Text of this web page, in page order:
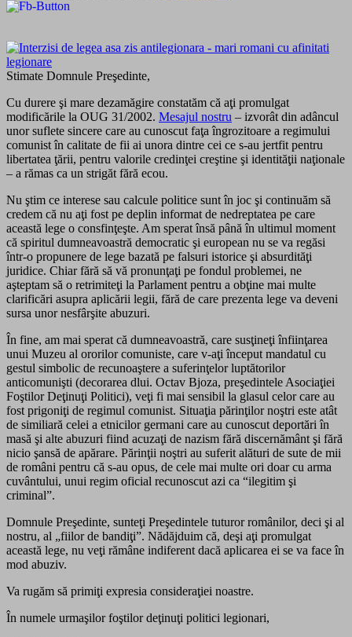
Stimate Domnule Preşedinte,
Cu durere şi mare dezamăgire constatăm că aţi promulgat
modificările la OUG 31/2002. Mesajul nostru – izvorât din adâncul
unor suflete sincere care au cunoscut faţa îngrozitoare a regimului
comunist în calitate de fii ai unora dintre cei ce s-au jertfit pentru
libertatea ţării, pentru valorile credinţei creştine şi identităţii naţionale
– a rămas ca un strigăt fără ecou.
Nu ştim ce interese sau calcule politice sunt în joc şi continuăm să
credem că nu aţi fost pe deplin informat de nedreptatea pe care
această lege o consfinţeşte. Am sperat însă până în ultimul moment
că spiritul dumneavoastră democratic şi european nu se va regăsi
într-o propunere de lege bazată pe falsuri istorice şi absurdităţi
juridice. Chiar fără să vă pronunţaţi pe fondul problemei, ne
aşteptam să o retrimiteţi la Parlament pentru a obţine mai multe
clarificări asupra aplicării legii, fără de care prezenta lege va deveni
sursa unor nesfârşite abuzuri.
În fine, am mai sperat că dumneavoastră, care susţineţi înfiinţarea
unui Muzeu al ororilor comuniste, care v-aţi început mandatul cu
gestul simbolic de recunoaştere a suferinţelor luptătorilor
anticomunişti (decorarea dlui. Octav Bjoza, preşedintele Asociaţiei
Foştilor Deţinuţi Politici), veţi fi mai sensibil la glasul celor care au
fost prigoniţi de regimul comunist. Situaţia părinţilor noştri este atât
de similiară celei a etnicilor germani care au cunoscut deportări în
masă şi alte abuzuri fiind acuzaţi de nazism fără discernământ şi fără
nicio şansă de apărare. Părinţii noştri au suferit alături de sute de mii
de români pentru că s-au opus, de cele mai multe ori doar cu arma
cuvântului, unui regim oficial recunoscut azi ca “ilegitim şi
criminal”.
Domnule Preşedinte, sunteţi Preşedintele tuturor românilor, deci şi al
nostru, al „fiilor de bandiţi”. Nădăjduim că, deşi aţi promulgat
această lege, nu veţi rămâne indiferent dacă aplicarea ei se va face în
mod abuziv.
Va rugăm să primiţi expresia consideraţiei noastre.
În numele urmaşilor foştilor deţinuţi politici legionari,